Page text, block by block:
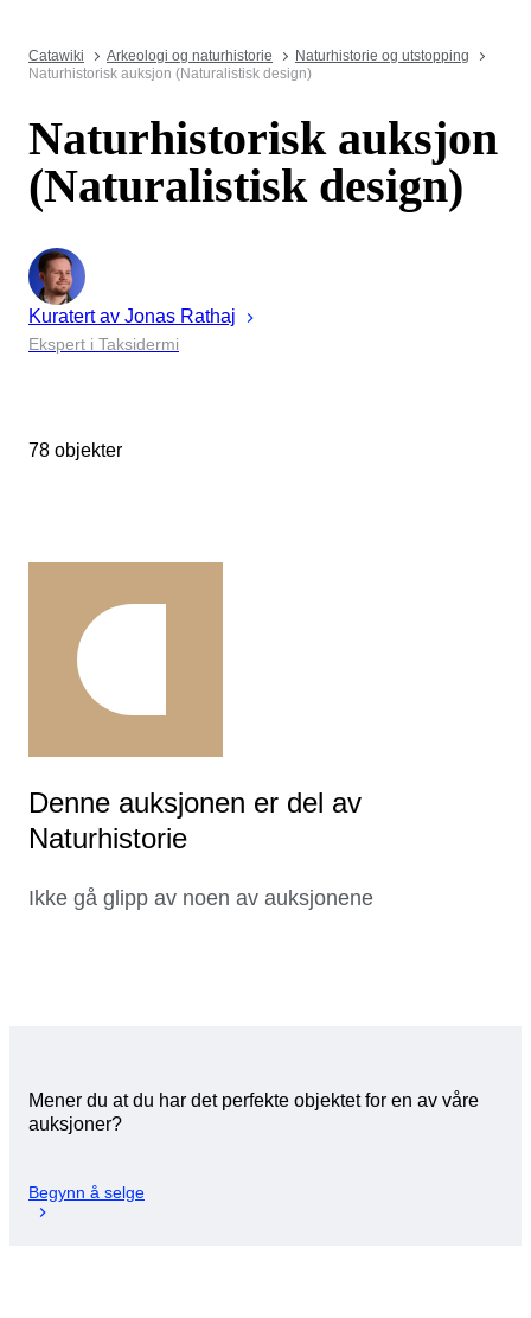
Catawiki Arkeologi og naturhistorie
Naturhistorie og utstopping
Naturhistorisk auksjon (Naturalistisk design)
Naturhistorisk auksjon
(Naturalistisk design)
Kuratert av Jonas Rathaj
Ekspert i Taksidermi
78 objekter
Denne auksjonen er del av
Naturhistorie
Ikke gå glipp av noen av auksjonene
Mener du at du har det perfekte objektet for en av våre
auksjoner?
Begynn å selge